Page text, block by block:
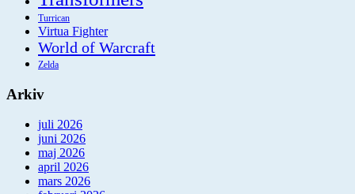
Turrican
Virtua Fighter
World of Warcraft
Zelda
Arkiv
juli 2026
juni 2026
maj 2026
april 2026
mars 2026